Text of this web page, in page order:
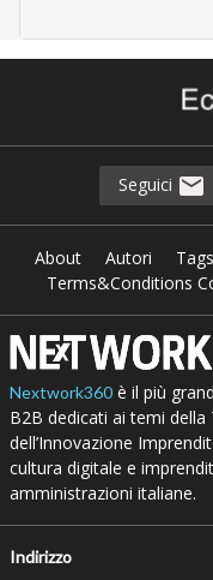
Seguici
About Autori Tags
Terms&Conditions
Nextwork360è il più
B2B dedicati ai temi
dell’Innovazione
cultura digitale e
amministrazioni italiane.
Indirizzo